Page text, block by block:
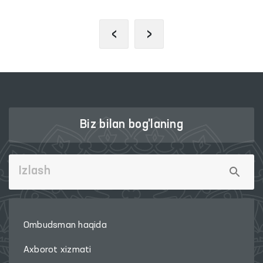
‹ ›
Biz bilan bog'laning
Ombudsman haqida
Axborot xizmati